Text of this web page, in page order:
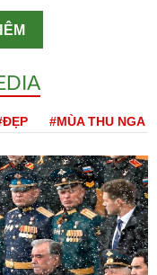
#MÙA THU NGA